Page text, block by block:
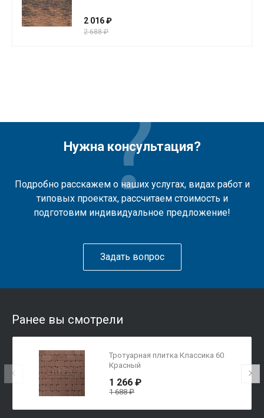
2 016 ₽
2 688 ₽
Нужна консультация?
Подробно расскажем о наших услугах, видах работ и
типовых проектах, рассчитаем стоимость и
подготовим индивидуальное предложение!
Задать вопрос
Ранее вы смотрели
Тротуарная плитка Классика 60
Красный
1 266 ₽
1 688 ₽